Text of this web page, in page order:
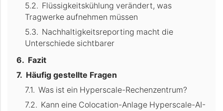
Flüssigkeitskühlung verändert, was
Tragwerke aufnehmen müssen
Nachhaltigkeitsreporting macht die
Unterschiede sichtbarer
Fazit
Häufig gestellte Fragen
Was ist ein Hyperscale-Rechenzentrum?
Kann eine Colocation-Anlage Hyperscale-AI-